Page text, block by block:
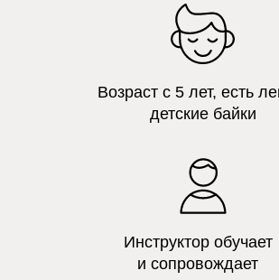
Возраст с 5 лет, есть
детские байки
Инструктор обучает
и сопровождает